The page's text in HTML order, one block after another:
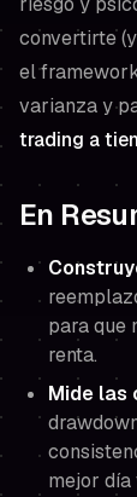
convertirte
el
varianza y
trading a
En
para que
renta.
Mide las
mejor día